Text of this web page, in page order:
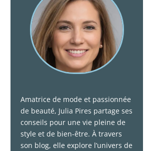
Amatrice de mode et passionnée
de beauté, Julia Pires partage ses
conseils pour une vie pleine de
style et de bien-être. À travers
son blog, elle explore l’univers de